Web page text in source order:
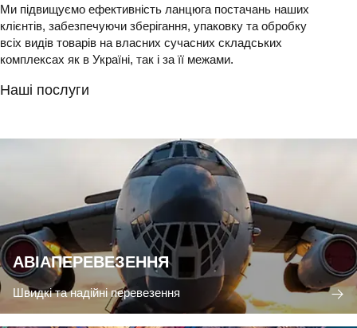
Ми підвищуємо ефективність ланцюга постачань наших
клієнтів, забезпечуючи зберігання, упаковку та обробку
всіх видів товарів на власних сучасних складських
комплексах як в Україні, так і за її межами.
Наші послуги
АВІАПЕРЕВЕЗЕННЯ
Швидкі та надійні перевезення